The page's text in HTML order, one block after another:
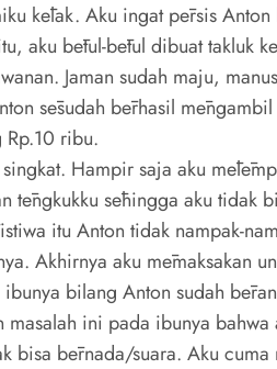
kēlak. Aku ingat pērsis
aku bētul-bētul dibuat takluk
Jaman sudah maju,
sēsudah bērhasil
Rp.10 ribu.
Hampir saja aku
tēngkukku sēhingga aku tidak
itu Anton tidak nampak-
Akhirnya aku mēmaksakan
bilang Anton sudah
ini pada ibunya
bisa bērnada/suara. Aku